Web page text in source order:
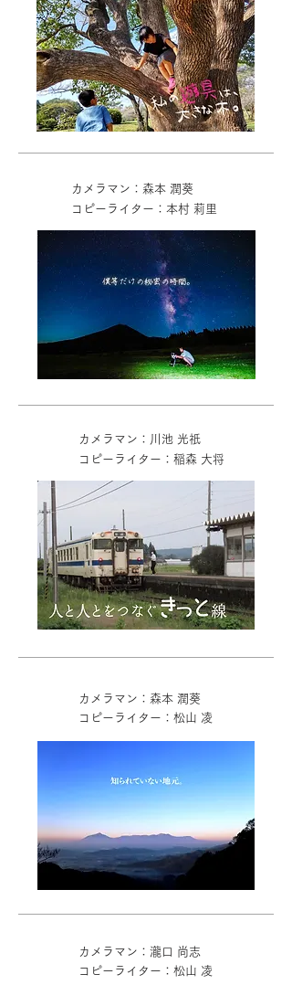
カメラマン：森本 潤葵
コピーライター：本村 莉里
カメラマン：川池 光祇
コピーライター：稲森 大将
カメラマン：森本 潤葵
コピーライター：松山 凌
カメラマン：瀧口 尚志
コピーライター：松山 凌